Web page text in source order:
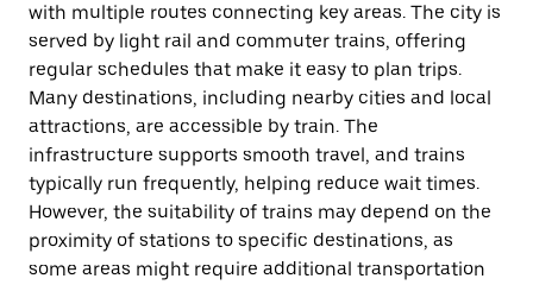
with multiple routes connecting key areas. The city is
served by light rail and commuter trains, offering
regular schedules that make it easy to plan trips.
Many destinations, including nearby cities and local
attractions, are accessible by train. The
infrastructure supports smooth travel, and trains
typically run frequently, helping reduce wait times.
However, the suitability of trains may depend on the
proximity of stations to specific destinations, as
some areas might require additional transportation